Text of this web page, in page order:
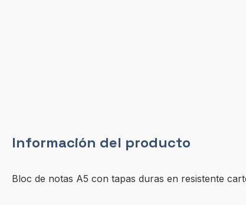
Información del producto
Bloc de notas A5 con tapas duras en resistente